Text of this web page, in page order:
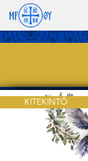
KITEKINTŐ